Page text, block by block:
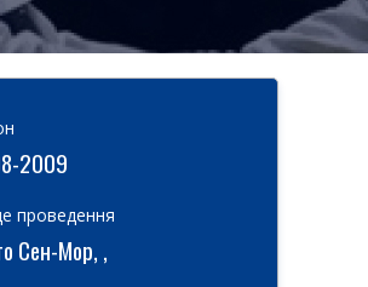
2009
проведення
Сен-Мор, ,